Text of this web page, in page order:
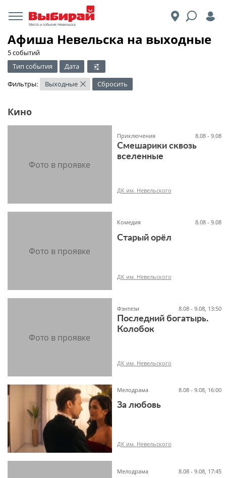
Места и события Невельска
Афиша Невельска на выходные
5 событий
Тип события
Дата
Фильтры:
Выходные × Сбросить
Кино
Приключения 8.08 - 9.08
Смешарики сквозь
вселенные
ДК им. Невельского
Комедия 8.08 - 9.08
Старый орёл
ДК им. Невельского
Фэнтези 8.08 - 9.08, 13:50
Последний богатырь.
Колобок
ДК им. Невельского
Мелодрама 8.08 - 9.08, 16:00
За любовь
ДК им. Невельского
Мелодрама 8.08 - 9.08, 17:45